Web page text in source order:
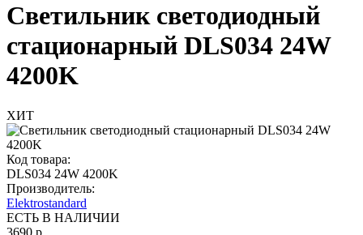
Светильник светодиодный
стационарный DLS034 24W
4200K
ХИТ
Код товара:
DLS034 24W 4200K
Производитель:
Elektrostandard
ЕСТЬ В НАЛИЧИИ
3690 р.